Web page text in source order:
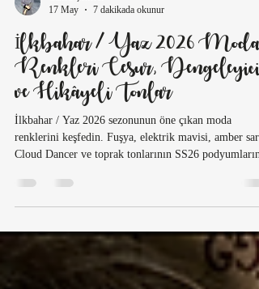
Cansu Şekerci
17 May
7 dakikada okunur
İlkbahar / Yaz 2026 Moda
Renkleri Cesur, Dengeleyici
ve Hikâyeli Tonlar
İlkbahar / Yaz 2026 sezonunun öne çıkan moda
Cloud Dancer ve toprak tonlarının SS26
nasıl yorumlandığını House Bağdat bakışıyla analiz